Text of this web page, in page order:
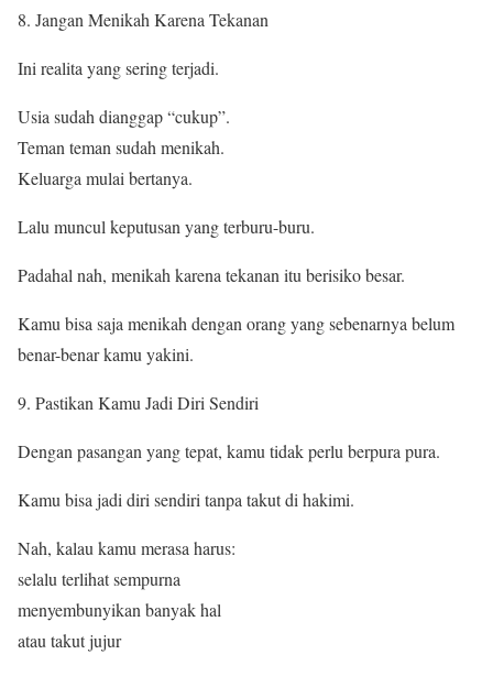
Jangan Menikah Karena Tekanan
Ini realita yang sering terjadi.
Usia sudah dianggap “cukup”.
Teman teman sudah menikah.
Keluarga mulai bertanya.
Lalu muncul keputusan yang terburu-buru.
Padahal nah, menikah karena tekanan itu berisiko besar.
Kamu bisa saja menikah dengan orang yang sebenarnya belum
benar-benar kamu yakini.
Pastikan Kamu Jadi Diri Sendiri
Dengan pasangan yang tepat, kamu tidak perlu berpura pura.
Kamu bisa jadi diri sendiri tanpa takut di hakimi.
Nah, kalau kamu merasa harus:
selalu terlihat sempurna
menyembunyikan banyak hal
atau takut jujur